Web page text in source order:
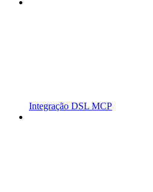
Integração DSL MCP